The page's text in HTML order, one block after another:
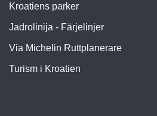
Kroatiens parker
Jadrolinija - Färjelinjer
Via Michelin Ruttplanerare
Turism i Kroatien